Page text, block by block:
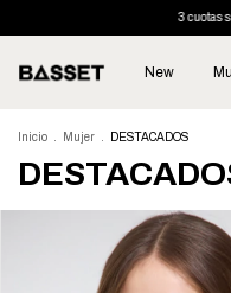
y 6 cuotas sin interés desde
New
Inicio Mujer DESTACADOS